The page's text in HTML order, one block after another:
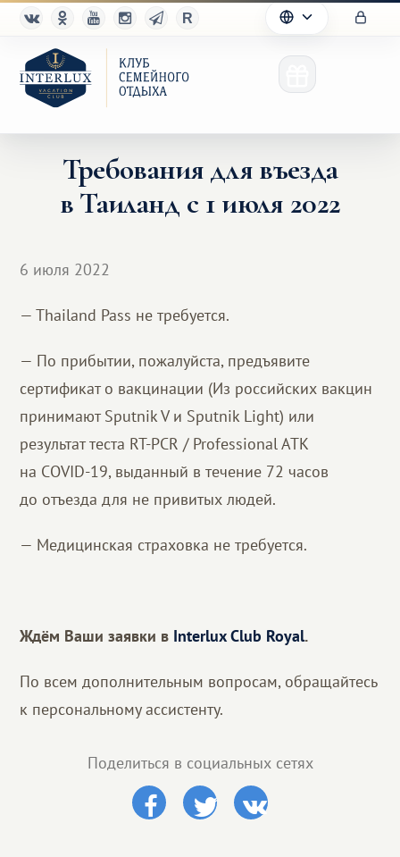
Клуб
Требования для въезда
в Таиланд с 1 июля 2022
6 июля 2022
— Thailand Pass не требуется.
— По прибытии, пожалуйста, предъявите
сертификат о вакцинации (Из российских вакцин
принимают Sputnik V и Sputnik Light) или
результат теста RT-PCR / Professional ATK
на COVID-19, выданный в течение 72 часов
до отъезда для не привитых людей.
— Медицинская страховка не требуется.
Ждём Ваши заявки в Interlux Club Royal.
По всем дополнительным вопросам, обращайтесь
к персональному ассистенту.
Поделиться в социальных сетях